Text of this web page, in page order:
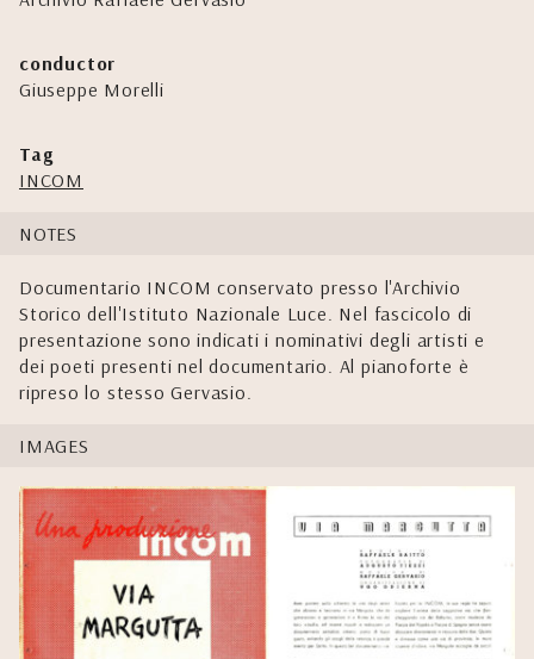
conductor
Giuseppe Morelli
Tag
INCOM
NOTES
Documentario INCOM conservato presso l'Archivio
Storico dell'Istituto Nazionale Luce. Nel fascicolo di
presentazione sono indicati i nominativi degli artisti e
dei poeti presenti nel documentario. Al pianoforte è
ripreso lo stesso Gervasio.
IMAGES